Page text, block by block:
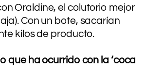
Oraldine, el colutorio mejor
Con un bote, sacarían
kilos de producto.
que ha ocurrido con la ‘coca